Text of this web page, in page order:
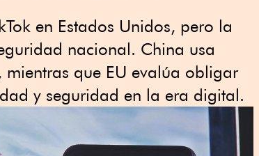
en Estados Unidos, pero la
nacional. China usa
que EU evalúa obligar
y seguridad en la era digital.